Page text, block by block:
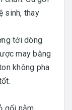
sinh, thay
tới dòng
may bằng
không pha